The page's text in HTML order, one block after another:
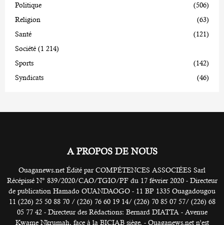
Politique
(506)
Religion
(63)
Santé
(121)
Société (1 214)
Sports
(142)
Syndicats
(46)
A PROPOS DE NOUS
Ouaganews.net Édité par COMPÉTENCES ASSOCIÉES Sarl
Récépissé N° 839/2020/CAO/TGIO/PF du 17 février 2020 - Directeur
de publication Hamado OUANDAOGO - 11 BP 1335 Ouagadougou
11 (226) 25 50 88 70 / (226) 76 60 19 14/ (226) 70 85 07 57/ (226) 68
05 77 42 - Directeur des Rédactions: Bernard DIATTA - Avenue
Kwame Nkrumah, face à la BICIAB siège. - Ouaganews.net n’est